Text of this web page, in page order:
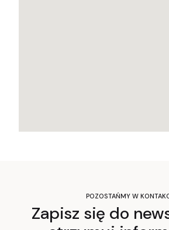
POZOSTAŃMY W
Zapisz się do